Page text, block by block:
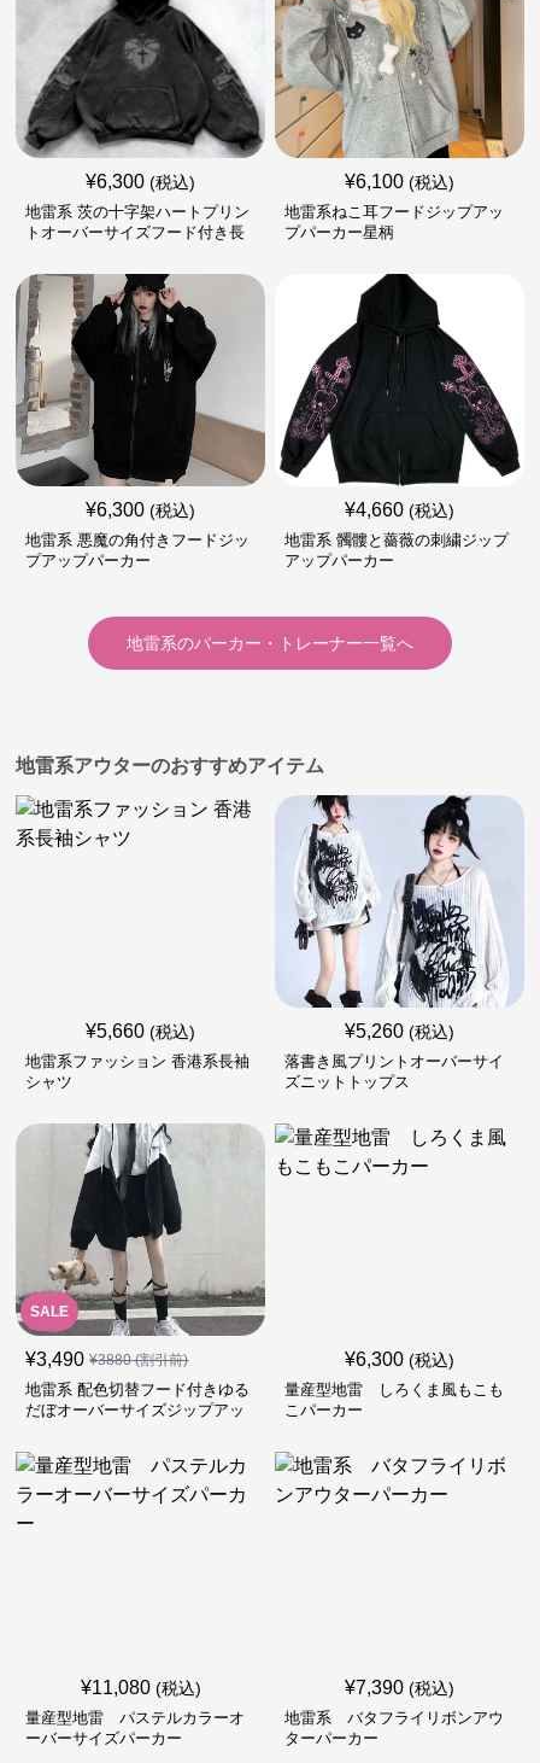
¥6,300 (税込)
地雷系 茨の十字架ハートプリン
トオーバーサイズフード付き長
¥6,100 (税込)
地雷系ねこ耳フードジップアッ
プパーカー星柄
¥6,300 (税込)
地雷系 悪魔の角付きフードジッ
プアップパーカー
¥4,660 (税込)
地雷系 髑髏と薔薇の刺繍ジップ
アップパーカー
地雷系のパーカー・トレーナー一覧へ
地雷系アウターのおすすめアイテム
¥5,660 (税込)
地雷系ファッション 香港系長袖
シャツ
¥5,260 (税込)
落書き風プリントオーバーサイ
ズニットトップス
SALE
¥3,490 ¥3880(割引前)
地雷系 配色切替フード付きゆる
だぼオーバーサイズジップアッ
¥6,300 (税込)
量産型地雷 しろくま風もこも
こパーカー
¥11,080 (税込)
量産型地雷 パステルカラーオ
ーバーサイズパーカー
¥7,390 (税込)
地雷系 バタフライリボンアウ
ターパーカー